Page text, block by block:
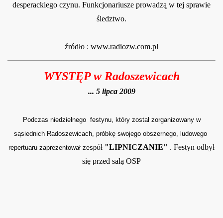
desperackiego czynu. Funkcjonariusze prowadzą w tej sprawie
śledztwo.
źródło : www.radiozw.com.pl
WYSTĘP w Radoszewicach
... 5 lipca 2009
Podczas niedzielnego festynu, który został zorganizowany w
sąsiednich Radoszewicach, próbkę swojego obszernego, ludowego
repertuaru zaprezentował zespół "LIPNICZANIE" . Festyn odbył
się przed salą OSP